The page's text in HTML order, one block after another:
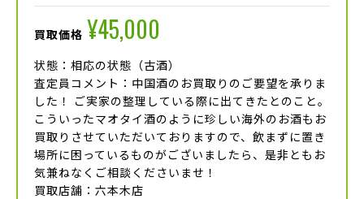
買取価格 ¥45,000
状態：相応の状態（古酒）
査定員コメント：中国酒のお買取りのご要望を承りま
した！ ご実家の整理している際に出てきたとのこと。
こういったマオタイ酒のように珍しい海外のお酒もお
買取りさせていただいておりますので、飲まずに置き
場所に困っているものがございましたら、是非ともお
気兼ねなくご相談くださいませ！
買取店舗：六本木店